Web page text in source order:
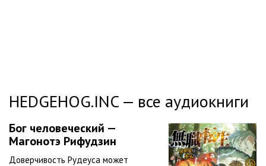
HEDGEHOG.INC — все аудиокниги
Бог человеческий —
Магонотэ Рифудзин
Доверчивость Рудеуса может